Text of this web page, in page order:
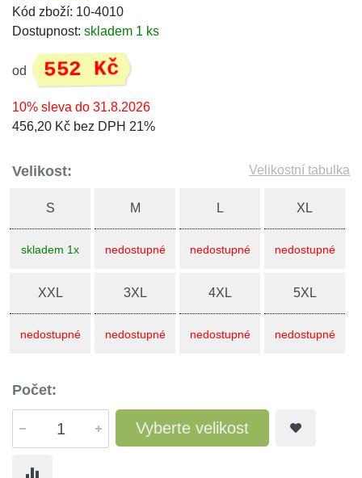
Kód zboží: 10-4010
Dostupnost: skladem 1 ks
od 552 Kč
10% sleva do 31.8.2026
456,20 Kč bez DPH 21%
Velikost: Velikostní tabulka
S
skladem 1x
M
nedostupné
L
nedostupné
XL
nedostupné
XXL
nedostupné
3XL
nedostupné
4XL
nedostupné
5XL
nedostupné
Počet:
Vyberte velikost